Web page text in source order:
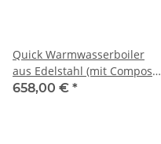
Quick Warmwasserboiler
aus Edelstahl (mit Composit-
Ummantelung) 25l 500W
658,00 € *